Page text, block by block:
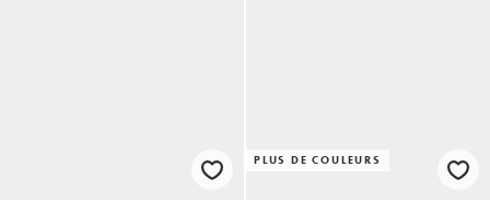
PLUS DE COULEURS